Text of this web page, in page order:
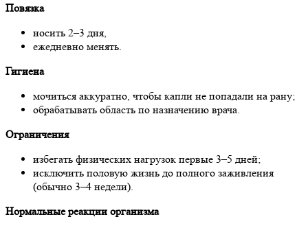
Повязка
носить 2–3 дня,
ежедневно менять.
Гигиена
мочиться аккуратно, чтобы капли не попадали на рану;
обрабатывать область по назначению врача.
Ограничения
избегать физических нагрузок первые 3–5 дней;
исключить половую жизнь до полного заживления
(обычно 3–4 недели).
Нормальные реакции организма